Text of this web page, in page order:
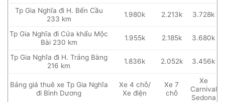
Tp Gia Nghĩa đi H. Bến Cầu
233 km
1.980k 2.213k 3.728k
Tp Gia Nghĩa đi Cửa khẩu Mộc
Bài 230 km
1.955k 2.185k 3.680k
Tp Gia Nghĩa đi H. Trảng Bàng
216 km
1.836k 2.052k 3.456k
Bảng giá thuê xe Tp Gia Nghĩa
đi Bình Dương
Xe 4 chỗ/
Xe điện
Xe 7
chỗ
Xe
Carnival
Sedona